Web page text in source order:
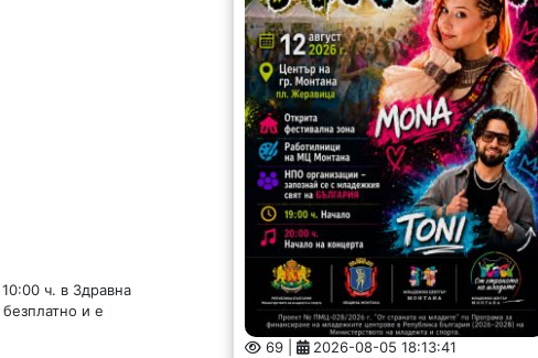
ч. в Здравна
и е
69 | 2026-08-05 18:13:41